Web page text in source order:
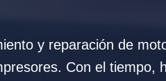
y reparación de
Con el tiempo,